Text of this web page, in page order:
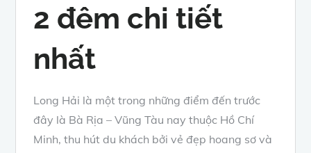
2 đêm chi tiết
nhất
Long Hải là một trong những điểm đến trước
đây là Bà Rịa – Vũng Tàu nay thuộc Hồ Chí
Minh, thu hút du khách bởi vẻ đẹp hoang sơ và